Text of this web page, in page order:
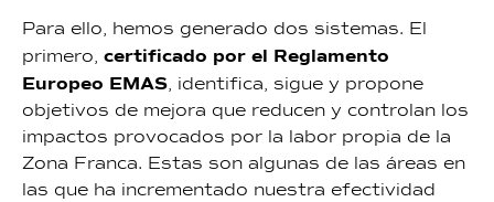
Para ello, hemos generado dos sistemas. El
primero, certificado por el Reglamento
Europeo EMAS, identifica, sigue y propone
objetivos de mejora que reducen y controlan los
impactos provocados por la labor propia de la
Zona Franca. Estas son algunas de las áreas en
las que ha incrementado nuestra efectividad